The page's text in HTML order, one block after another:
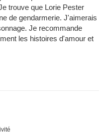
trouve que Lorie Pester
de gendarmerie. J'aimerais
Je recommande
les histoires d'amour et